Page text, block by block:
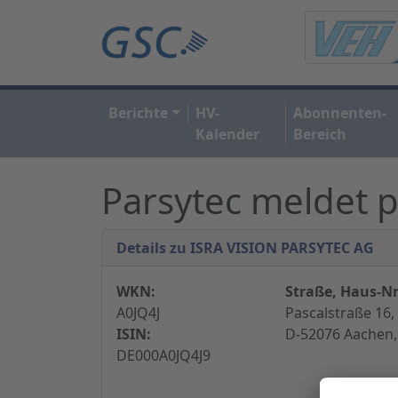
Berichte
HV-
Kalender
Abonnenten-
Bereich
Parsytec meldet
Details zu ISRA VISION PARSYTEC AG
WKN:
A0JQ4J
ISIN:
DE000A0JQ4J9
Straße, Haus-
Pascalstraße 16,
D-52076